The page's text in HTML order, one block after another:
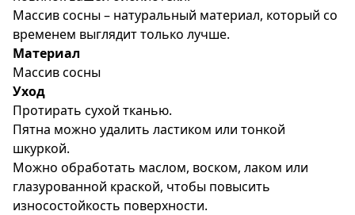
Массив сосны – натуральный материал, который со
временем выглядит только лучше.
Материал
Массив сосны
Уход
Протирать сухой тканью.
Пятна можно удалить ластиком или тонкой
шкуркой.
Можно обработать маслом, воском, лаком или
глазурованной краской, чтобы повысить
износостойкость поверхности.